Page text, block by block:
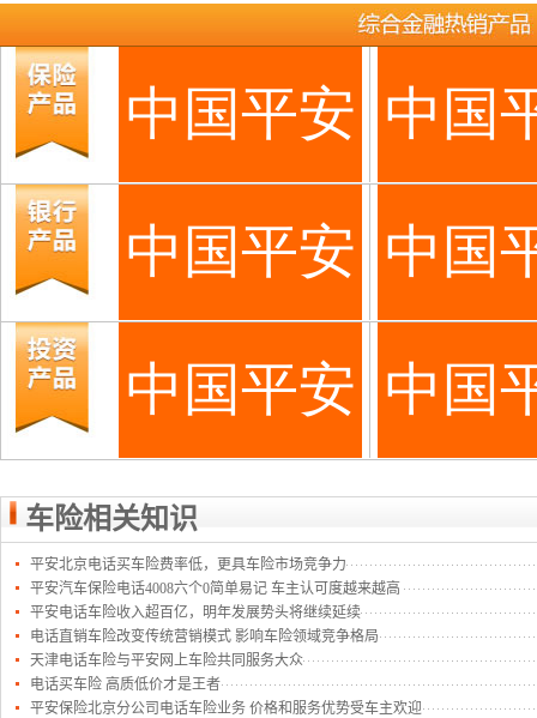
车险相关知识
平安北京电话买车险费率低，更具车险市场竞争力
平安汽车保险电话4008六个0简单易记 车主认可度越来越高
平安电话车险收入超百亿，明年发展势头将继续延续
电话直销车险改变传统营销模式 影响车险领域竞争格局
天津电话车险与平安网上车险共同服务大众
电话买车险 高质低价才是王者
平安保险北京分公司电话车险业务 价格和服务优势受车主欢迎